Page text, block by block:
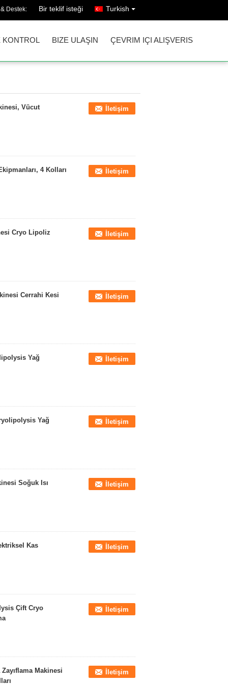
& Destek: Bir teklif isteği Turkish
KONTROL BIZE ULAŞIN ÇEVRIM IÇI ALIŞVERIS
Vücut
İletişim
4 Kolları
İletişim
Cryo Lipoliz
İletişim
Cerrahi Kesi
İletişim
Yağ
İletişim
Yağ
İletişim
Soğuk Isı
İletişim
Kas
İletişim
Çift Cryo
İletişim
Makinesi
İletişim